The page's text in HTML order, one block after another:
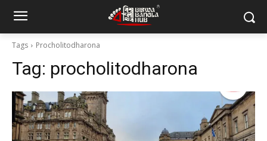
Tags Procholitodharona
Tag: procholitodharona